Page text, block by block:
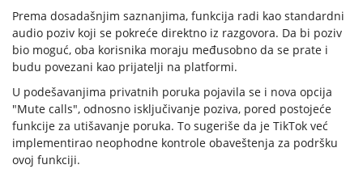
Prema dosadašnjim saznanjima, funkcija radi kao standardni
audio poziv koji se pokreće direktno iz razgovora. Da bi poziv
bio moguć, oba korisnika moraju međusobno da se prate i
budu povezani kao prijatelji na platformi.
U podešavanjima privatnih poruka pojavila se i nova opcija
"Mute calls", odnosno isključivanje poziva, pored postojeće
funkcije za utišavanje poruka. To sugeriše da je TikTok već
implementirao neophodne kontrole obaveštenja za podršku
ovoj funkciji.